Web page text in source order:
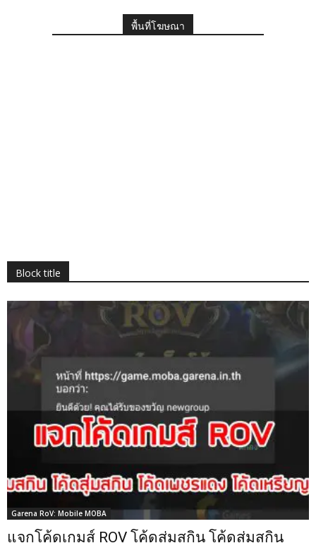
พื้นที่โฆษณา
Block title
Garena RoV: Mobile MOBA
แจกโค้ดเกมส์ ROV โค้ดสุ่มสกิน โค้ดสุ่มสกิน